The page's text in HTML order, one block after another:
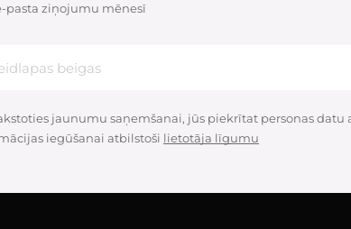
pasta ziņojumu mēnesī
jaunumu saņemšanai, jūs piekrītat personas datu
iegūšanai atbilstoši lietotāja līgumu